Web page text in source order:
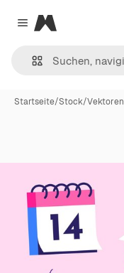
Close menu
Magnific
Startseite/Stock/Vektoren